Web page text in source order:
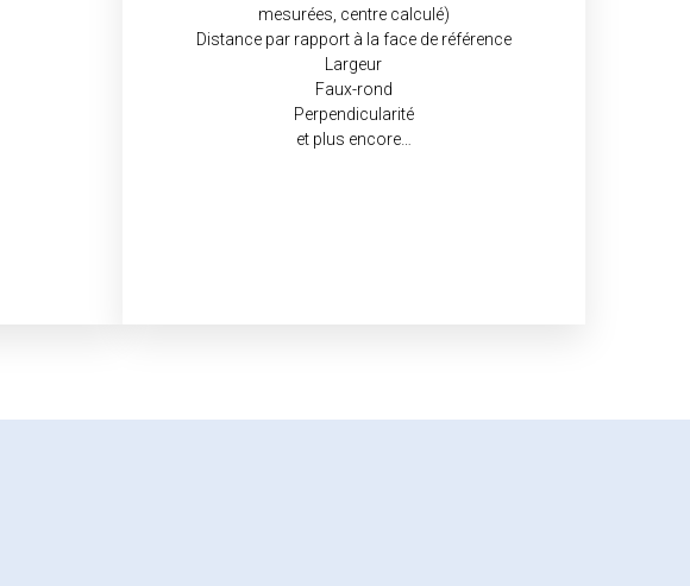
mesurées, centre calculé)
Distance par rapport à la face de référence
Largeur
Faux-rond
Perpendicularité
et plus encore…